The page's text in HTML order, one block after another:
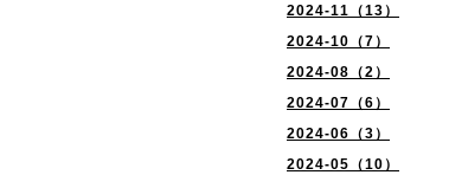
2024-11（13）
2024-10（7）
2024-08（2）
2024-07（6）
2024-06（3）
2024-05（10）